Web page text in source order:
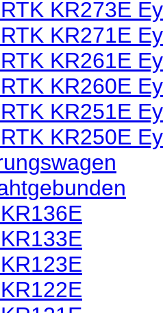
KR273E
KR271E
KR261E
KR260E
KR251E
KR250E